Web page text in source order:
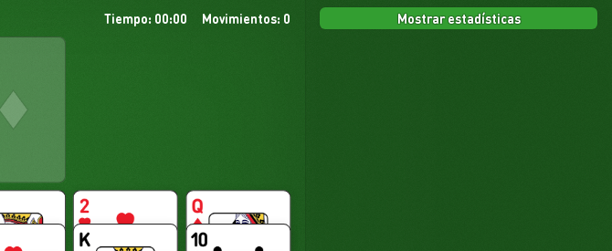
Tiempo: 00:00 Movimientos: 0 Mostrar estadísticas